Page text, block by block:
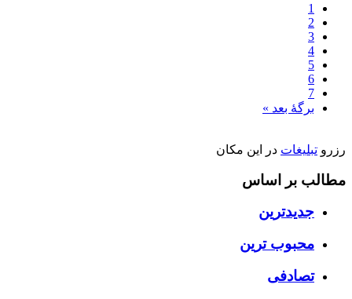
1
2
3
4
5
6
7
برگهٔ بعد »
رزرو تبلیغات در این مکان
مطالب بر اساس
جدیدترین
محبوب ترین
تصادفی